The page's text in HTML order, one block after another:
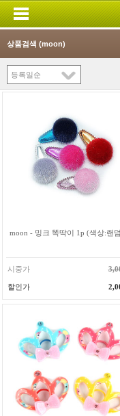
상품검색 (moon)
moon - 밍크 똑딱이 1p (색상:랜
시중가
할인가